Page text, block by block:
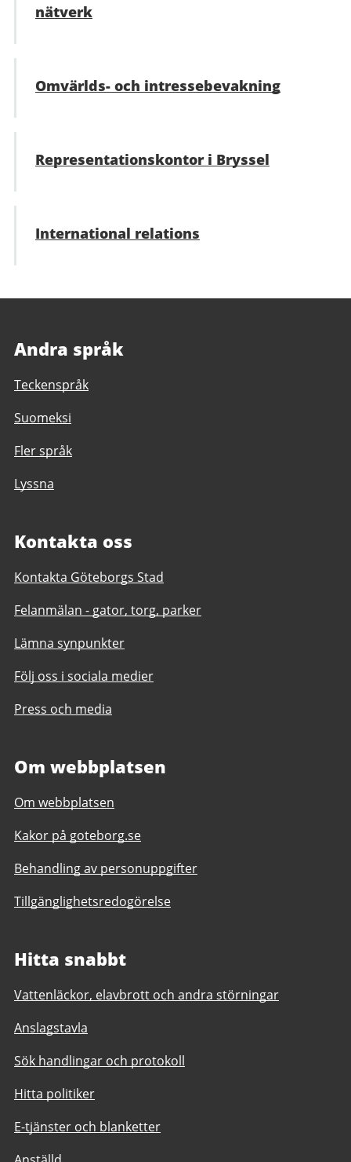
nätverk
Omvärlds- och intressebevakning
Representations­kontor i Bryssel
International relations
Andra språk
Teckenspråk
Suomeksi
Fler språk
Lyssna
Kontakta oss
Kontakta Göteborgs Stad
Felanmälan - gator, torg, parker
Lämna synpunkter
Följ oss i sociala medier
Press och media
Om webbplatsen
Om webbplatsen
Kakor på goteborg.se
Behandling av personuppgifter
Tillgänglighetsredogörelse
Hitta snabbt
Vattenläckor, elavbrott och andra störningar
Anslagstavla
Sök handlingar och protokoll
Hitta politiker
E-tjänster och blanketter